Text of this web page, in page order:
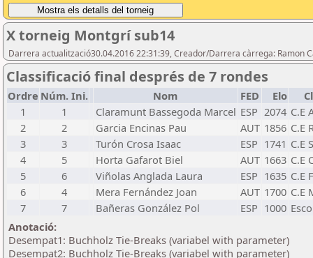
X torneig Montgrí sub14
Darrera actualització30.04.2016 22:31:39, Creador/Darrera càrrega: Ramon
Classificació final després de 7 rondes
Ordre Núm. Ini. Nom FED Elo
1
1 Claramunt Bassegoda Marcel ESP 2074 C.E
2
2 Garcia Encinas Pau AUT 1856 C.E
3
3 Turón Crosa Isaac ESP 1741 C.E
4
5 Horta Gafarot Biel AUT 1663 C.E
5
6 Viñolas Anglada Laura ESP 1635 C.E
6
4 Mera Fernández Joan AUT 1700 C.E
7
7 Bañeras González Pol ESP 1000
Anotació:
Desempat1: Buchholz Tie-Breaks (variabel with parameter)
Desempat2: Buchholz Tie-Breaks (variabel with parameter)